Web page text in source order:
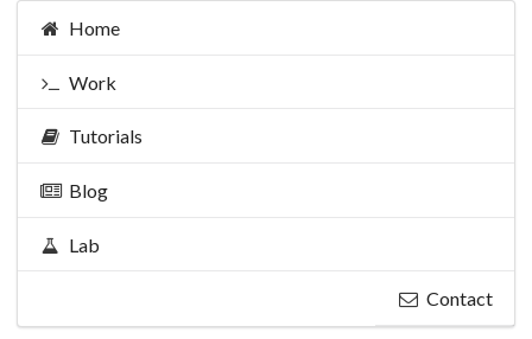
Home
Work
Tutorials
Blog
Lab
Contact